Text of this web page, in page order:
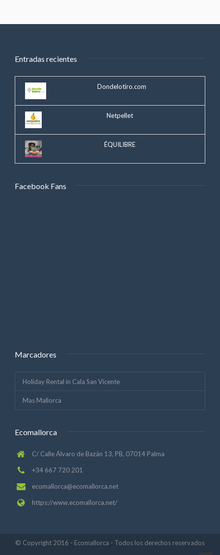
Entradas recientes
Dondelotiro.com
Netpellet
ÉQUILIBRE
Facebook Fans
Marcadores
Holiday Rental in Cala San Vicente
Mas Mallorca
Ecomallorca
C/ Calle Álvaro de Bazán 13, PB, 07014 Palma
+34 667 720 201
ecomallorca@ecomallorca.net
https://www.ecomallorca.net/
© Copyright 2016 - Ecomallorca - Todos los derechos reservados